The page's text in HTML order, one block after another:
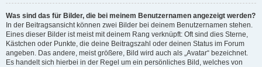
Was sind das für Bilder, die bei meinem Benutzernamen angezeigt werden?
In der Beitragsansicht können zwei Bilder bei deinem Benutzernamen stehen.
Eines dieser Bilder ist meist mit deinem Rang verknüpft: Oft sind dies Sterne,
Kästchen oder Punkte, die deine Beitragszahl oder deinen Status im Forum
angeben. Das andere, meist größere, Bild wird auch als „Avatar“ bezeichnet.
Es handelt sich hierbei in der Regel um ein persönliches Bild, welches von